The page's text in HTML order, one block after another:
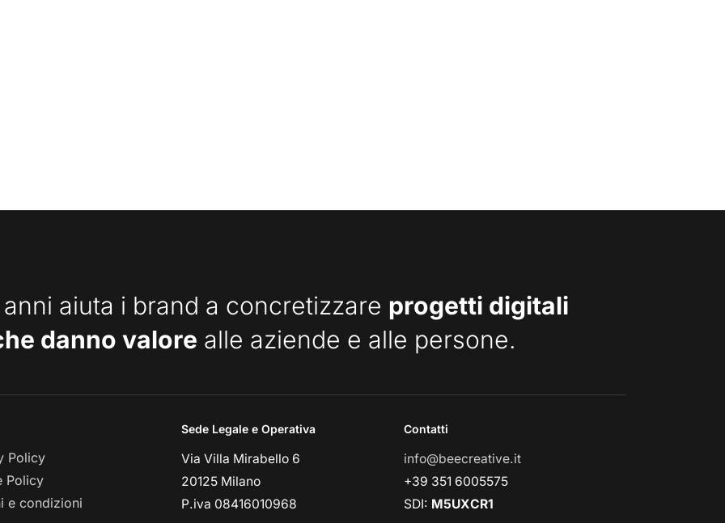
aiuta i brand a concretizzare progetti digitali
danno valore alle aziende e alle persone.
Policy
Policy
e condizioni
Sede Legale e Operativa
Via Villa Mirabello 6
20125 Milano
P.iva 08416010968
Contatti
info@beecreative.it
+39 351 6005575
SDI: M5UXCR1